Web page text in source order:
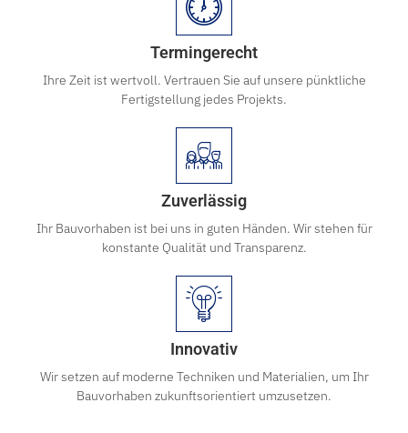
Termingerecht
Ihre Zeit ist wertvoll. Vertrauen Sie auf unsere pünktliche
Fertigstellung jedes Projekts.
Zuverlässig
Ihr Bauvorhaben ist bei uns in guten Händen. Wir stehen für
konstante Qualität und Transparenz.
Innovativ
Wir setzen auf moderne Techniken und Materialien, um Ihr
Bauvorhaben zukunftsorientiert umzusetzen.